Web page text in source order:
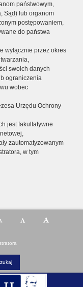
państwowym,
Sąd) lub organom
postępowaniem,
do państwa
wyłącznie przez okres
swoich danych
ograniczenia
wobec
Urzędu Ochrony
jest fakultatywne
zautomatyzowanym
w tym